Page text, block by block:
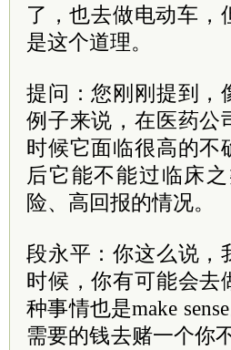
了，也去做电动车，
是这个道理。
提问：您刚刚提到，
例子来说，在医药公
时候它面临很高的不
后它能不能过临床
险、高回报的情况。
段永平：你这么说，
时候，你有可能会去
种事情也是make
需要的钱去赌一个你